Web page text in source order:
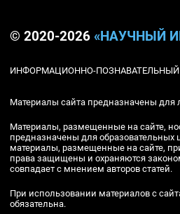
© 2020-2026 «НАУЧНЫЙ
ИНФОРМАЦИОННО-ПОЗНАВАТЕЛЬНЫЙ
Материалы сайта предназначены для
Материалы, размещенные на сайте,
предназначены для образовательных
материалы, размещенные на сайте,
права защищены и охраняются
совпадает с мнением авторов статей.
При использовании материалов с
обязательна.